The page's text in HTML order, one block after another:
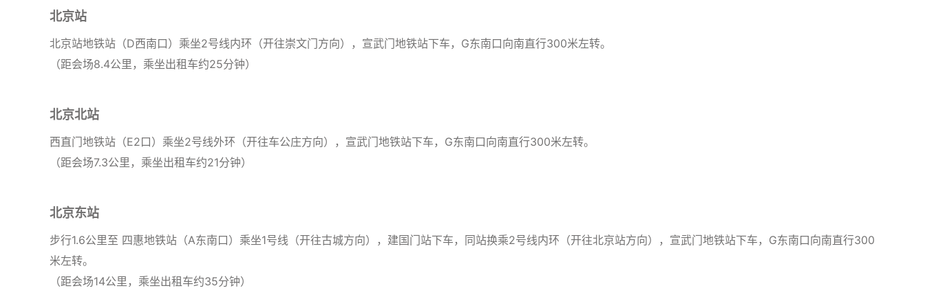
北京站
北京站地铁站（D西南口）乘坐2号线内环（开往崇文门方向），宣武门地铁站下车，G东南口向南直行300米左转。
（距会场8.4公里，乘坐出租车约25分钟）
北京北站
西直门地铁站（E2口）乘坐2号线外环（开往车公庄方向），宣武门地铁站下车，G东南口向南直行300米左转。
（距会场7.3公里，乘坐出租车约21分钟）
北京东站
步行1.6公里至 四惠地铁站（A东南口）乘坐1号线（开往古城方向），建国门站下车，同站换乘2号线内环（开往北京站方向），宣武门地铁站下车，G东南口向南直行300
米左转。
（距会场14公里，乘坐出租车约35分钟）